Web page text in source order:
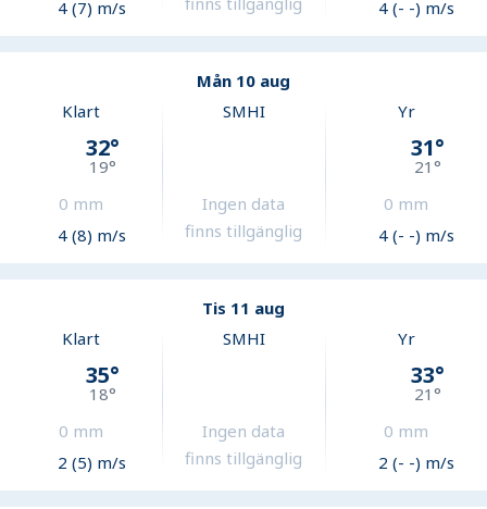
4 (7) m/s
4 (- -) m/s
Mån 10 aug
Klart
32°
19°
0 mm
4 (8) m/s
SMHI
Ingen data
finns tillgänglig
Yr
31°
21°
0 mm
4 (- -) m/s
Tis 11 aug
Klart
35°
18°
0 mm
2 (5) m/s
SMHI
Ingen data
finns tillgänglig
Yr
33°
21°
0 mm
2 (- -) m/s